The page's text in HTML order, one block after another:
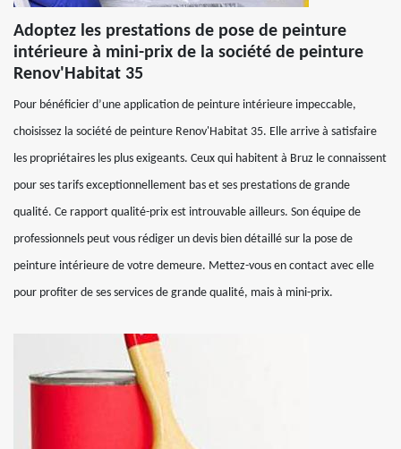
Adoptez les prestations de pose de peinture
intérieure à mini-prix de la société de peinture
Renov'Habitat 35
Pour bénéficier d’une application de peinture intérieure impeccable,
choisissez la société de peinture Renov'Habitat 35. Elle arrive à satisfaire
les propriétaires les plus exigeants. Ceux qui habitent à Bruz le connaissent
pour ses tarifs exceptionnellement bas et ses prestations de grande
qualité. Ce rapport qualité-prix est introuvable ailleurs. Son équipe de
professionnels peut vous rédiger un devis bien détaillé sur la pose de
peinture intérieure de votre demeure. Mettez-vous en contact avec elle
pour profiter de ses services de grande qualité, mais à mini-prix.